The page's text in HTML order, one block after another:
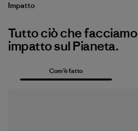
Impatto
Tutto ciò che
impatto sul Pianeta.
Com’è fatto